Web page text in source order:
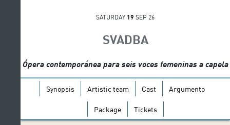
SATURDAY 19 SEP 26
SVADBA
Ópera contemporánea para seis voces femeninas a capela
Synopsis Artistic team Cast Argumento
Package Tickets